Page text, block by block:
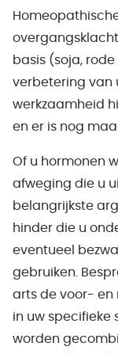
basis (soja,
verbetering van
werkzaamheid
en er is nog
Of u hormonen
afweging die u
belangrijkste
hinder die u
eventueel
gebruiken.
arts de voor- en
in uw specifieke
worden